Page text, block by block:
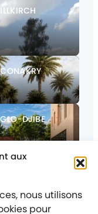
aux
nous utilisons
pour
ILLKIRCH
CONAKRY
GLO-DJIBE